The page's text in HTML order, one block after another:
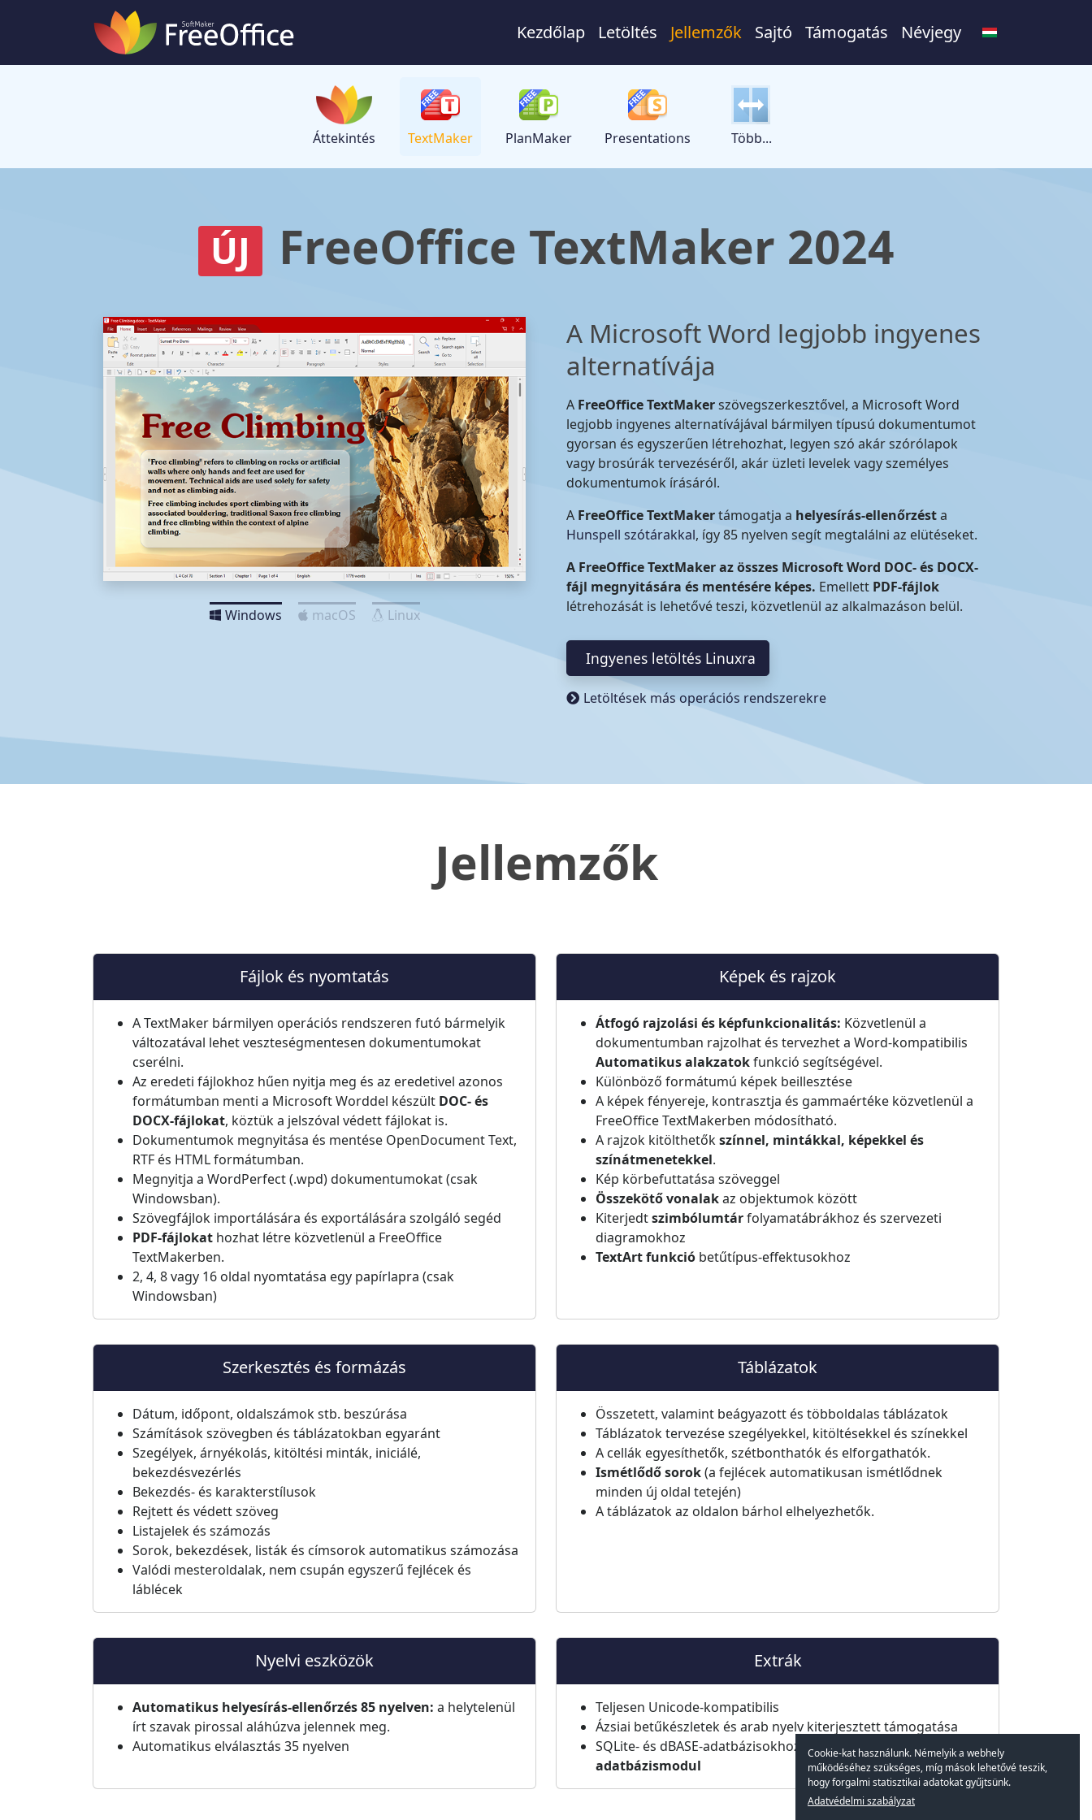
Kezdőlap Letöltés Jellemzők Sajtó Támogatás Névjegy
Áttekintés TextMaker PlanMaker Presentations Több...
ÚJ FreeOffice TextMaker 2024
Windows macOS Linux
A Microsoft Word legjobb ingyenes
alternatívája
A FreeOffice TextMakerszövegszerkesztővel, a Microsoft Word
legjobb ingyenes alternatívájával bármilyen típusú dokumentumot
gyorsan és egyszerűen létrehozhat, legyen szó akár szórólapok
vagy brosúrák tervezéséről, akár üzleti levelek vagy személyes
dokumentumok írásáról.
A FreeOffice TextMakertámogatja a helyesírás-ellenőrzésta
Hunspell szótárakkal, így 85 nyelven segít megtalálni az elütéseket.
A FreeOffice TextMaker az összes Microsoft Word DOC- és DOCX-
fájl megnyitására és mentésére képes. Emellett PDF-fájlok
létrehozását is lehetővé teszi, közvetlenül az alkalmazáson belül.
Ingyenes letöltés Linuxra
Letöltések más operációs rendszerekre
Jellemzők
Fájlok és nyomtatás
A TextMaker bármilyen operációs rendszeren futó bármelyik
változatával lehet veszteségmentesen dokumentumokat
cserélni.
Az eredeti fájlokhoz hűen nyitja meg és az eredetivel azonos
formátumban menti a Microsoft Worddel készült DOC- és
DOCX-fájlokat, köztük a jelszóval védett fájlokat is.
Dokumentumok megnyitása és mentése OpenDocument Text,
RTF és HTML formátumban.
Megnyitja a WordPerfect (.wpd) dokumentumokat (csak
Windowsban).
Szövegfájlok importálására és exportálására szolgáló segéd
PDF-fájlokat hozhat létre közvetlenül a FreeOffice
TextMakerben.
2, 4, 8 vagy 16 oldal nyomtatása egy papírlapra (csak
Windowsban)
Képek és rajzok
Átfogó rajzolási és képfunkcionalitás: Közvetlenül a
dokumentumban rajzolhat és tervezhet a Word-kompatibilis
Automatikus alakzatokfunkció segítségével.
Különböző formátumú képek beillesztése
A képek fényereje, kontrasztja és gammaértéke közvetlenül a
FreeOffice TextMakerben módosítható.
A rajzok kitölthetőkszínnel, mintákkal, képekkel és
színátmenetekkel.
Kép körbefuttatása szöveggel
Összekötő vonalakaz objektumok között
Kiterjedtszimbólumtárfolyamatábrákhoz és szervezeti
diagramokhoz
TextArt funkció betűtípus-effektusokhoz
Szerkesztés és formázás
Dátum, időpont, oldalszámok stb. beszúrása
Számítások szövegben és táblázatokban egyaránt
Szegélyek, árnyékolás, kitöltési minták, iniciálé,
bekezdésvezérlés
Bekezdés- és karakterstílusok
Rejtett és védett szöveg
Listajelek és számozás
Sorok, bekezdések, listák és címsorok automatikus számozása
Valódi mesteroldalak, nem csupán egyszerű fejlécek és
láblécek
Táblázatok
Összetett, valamint beágyazott és többoldalas táblázatok
Táblázatok tervezése szegélyekkel, kitöltésekkel és színekkel
A cellák egyesíthetők, szétbonthatók és elforgathatók.
Ismétlődő sorok(a fejlécek automatikusan ismétlődnek
minden új oldal tetején)
A táblázatok az oldalon bárhol elhelyezhetők.
Nyelvi eszközök
Automatikus helyesírás-ellenőrzés 85 nyelven: a helytelenül
írt szavak pirossal aláhúzva jelennek meg.
Automatikus elválasztás 35 nyelven
Extrák
Teljesen Unicode-kompatibilis
Ázsiai betűkészletek és arab nyelv kiterjesztett támogatása
SQLite- és dBASE-adatbázisokhoz integrált teljes
adatbázismodul
Cookie-kat használunk. Némelyik a webhely
működéséhez szükséges, míg mások lehetővé teszik,
hogy forgalmi statisztikai adatokat gyűjtsünk.
Adatvédelmi szabályzat